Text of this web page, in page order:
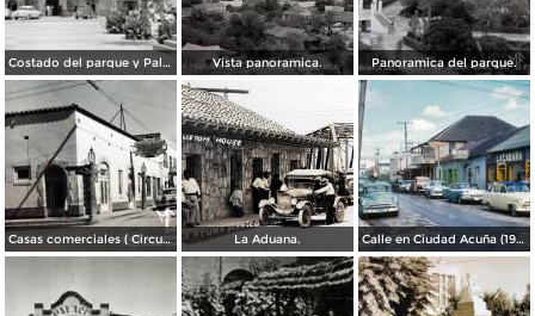
Costado del parque y Palacio Municipal Vista panoramica. Panoramica del parque.
Casas comerciales ( Circulada el 27 de Diciembre de 1959 ). La Aduana. Calle en Ciudad Acuña (1956)